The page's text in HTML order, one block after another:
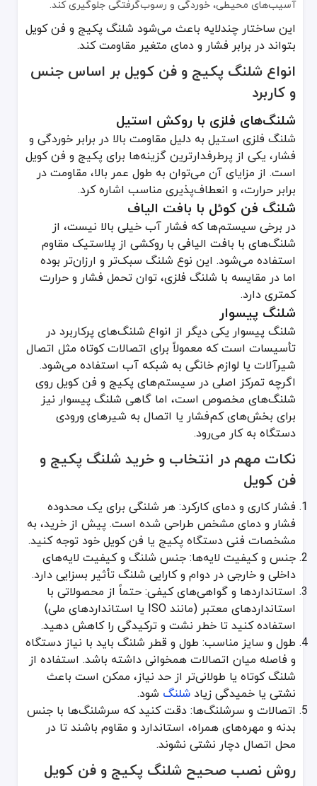
هنگام نشتی یا خرابی، حتماً با تعمیرکار مجاز تماس بگیرید و از تعمیر
راهنمای رفع مشکلات رایج شلنگ پکیج و فن کویل
در فرآیند استفاده از شلنگ پکیج و فن کویل، ممکن است با مشکلات
نشتی و چکه کردن شلنگ
بررسی کنید آیا واشر یا نوار تفلون به‌درستی استفاده شده است.
پیچ و مهره اتصالات را با آچار مناسب سفت کنید اما از فشار
در صورت خرابی شلنگ، آن را تعویض کنید.
کاهش فشار آب در پکیج یا فن کویل
رسوب‌گرفتگی شلنگ یا اتصالات را بررسی کنید.
اگر رسوب جدی باشد، از دستگاه‌های رسوب‌گیر یا مواد جرم‌گیر مناسب
افت فشار شبکه آب شهری نیز می‌تواند عامل دیگری باشد.
تغییر رنگ یا زنگ‌زدگی شلنگ
استفاده از شلنگ با روکش فلزی استیل ضدزنگ می‌تواند راهکار
در صورت مشاهده زنگ‌زدگی، شلنگ را سریعاً تعویض کنید تا نشتی
نکات مهم در خرید از فروشگاه‌های معتبر
بررسی برند و استانداردها: حتماً محصولاتی را خریداری کنید که نام
ضمانت و خدمات پس از فروش: اغلب شلنگ‌های باکیفیت ضمانت
مشاوره با کارشناس فنی: پیش از خرید شلنگ پکیج و فن کویل، با
قیمت شلنگ پکیج و فن‌کویل بر اساس جنس بدنه (استیل بافته‌شده،
شلنگ پکیج و فن کویل نقش حیاتی در حفظ کارایی و ایمنی
قیمت شلنگ پکیج و فن کویل بر اساس جنس شلنگ (استنلس استیل یا
برای خرید انواع
آسیب‌های محیطی، خوردگی و رسوب‌گرفتگی جلوگیری کند.
این ساختار چندلایه باعث می‌شود شلنگ پکیج و فن کویل
بتواند در برابر فشار و دمای متغیر مقاومت کند.
انواع شلنگ پکیج و فن کویل بر اساس جنس
و کاربرد
شلنگ‌های فلزی با روکش استیل
شلنگ فلزی استیل به دلیل مقاومت بالا در برابر خوردگی و
فشار، یکی از پرطرفدارترین گزینه‌ها برای پکیج و فن کویل
است. از مزایای آن می‌توان به طول عمر بالا، مقاومت در
برابر حرارت، و انعطاف‌پذیری مناسب اشاره کرد.
شلنگ فن کوئل با بافت الیاف
در برخی سیستم‌ها که فشار آب خیلی بالا نیست، از
شلنگ‌های با بافت الیافی با روکشی از پلاستیک مقاوم
استفاده می‌شود. این نوع شلنگ سبک‌تر و ارزان‌تر بوده
اما در مقایسه با شلنگ فلزی، توان تحمل فشار و حرارت
کمتری دارد.
شلنگ پیسوار
شلنگ پیسوار یکی دیگر از انواع شلنگ‌های پرکاربرد در
تأسیسات است که معمولاً برای اتصالات کوتاه مثل اتصال
شیرآلات یا لوازم خانگی به شبکه آب استفاده می‌شود.
اگرچه تمرکز اصلی در سیستم‌های پکیج و فن کویل روی
شلنگ‌های مخصوص است، اما گاهی شلنگ پیسوار نیز
برای بخش‌های کم‌فشار یا اتصال به شیرهای ورودی
دستگاه به کار می‌رود.
نکات مهم در انتخاب و خرید شلنگ پکیج و
فن کویل
فشار کاری و دمای کارکرد: هر شلنگی برای یک محدوده
فشار و دمای مشخص طراحی شده است. پیش از خرید، به
مشخصات فنی دستگاه پکیج یا فن کویل خود توجه کنید.
جنس و کیفیت لایه‌ها: جنس شلنگ و کیفیت لایه‌های
داخلی و خارجی در دوام و کارایی شلنگ تأثیر بسزایی دارد.
استانداردها و گواهی‌های کیفی: حتماً از محصولاتی با
استانداردهای معتبر (مانند ISO یا استانداردهای ملی)
استفاده کنید تا خطر نشت و ترکیدگی را کاهش دهید.
طول و سایز مناسب: طول و قطر شلنگ باید با نیاز دستگاه
و فاصله میان اتصالات همخوانی داشته باشد. استفاده از
شلنگ کوتاه یا طولانی‌تر از حد نیاز، ممکن است باعث
نشتی یا خمیدگی زیادشلنگ شود.
اتصالات و سرشلنگ‌ها: دقت کنید که سرشلنگ‌ها با جنس
بدنه و مهره‌های همراه، استاندارد و مقاوم باشند تا در
محل اتصال دچار نشتی نشوند.
روش نصب صحیح شلنگ پکیج و فن کویل